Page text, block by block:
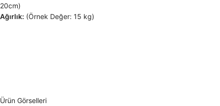
20cm)
Ağırlık: (Örnek Değer: 15 kg)
Ürün Görselleri